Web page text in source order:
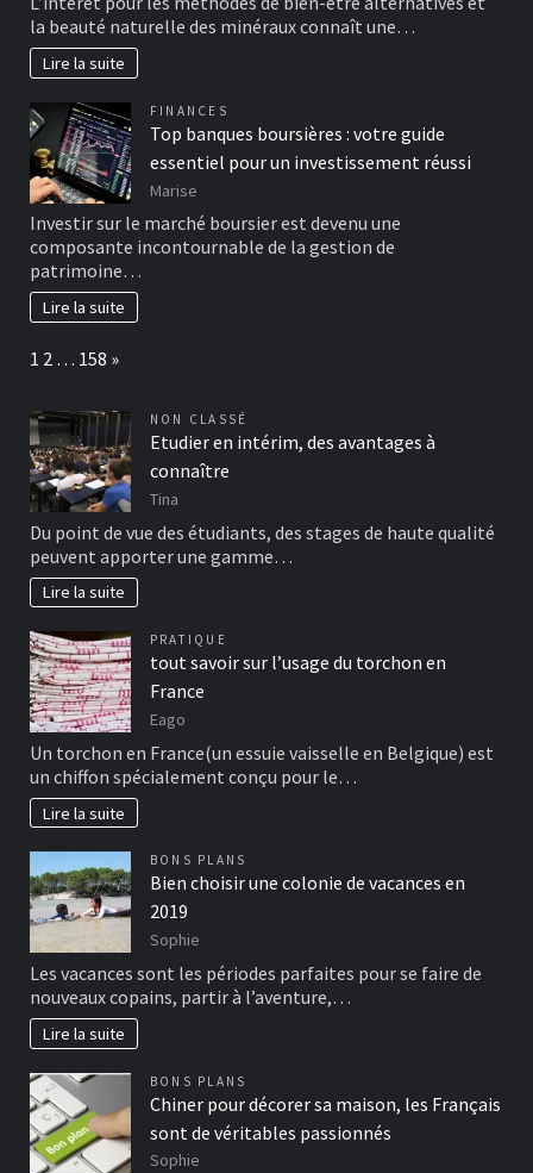
la beauté naturelle des minéraux connaît une…
Lire la suite
FINANCES
Top banques boursières : votre guide
essentiel pour un investissement réussi
Marise
Investir sur le marché boursier est devenu une
composante incontournable de la gestion de
patrimoine…
Lire la suite
Page:
1 2 … 158 Next
»
NON CLASSÉ
Etudier en intérim, des avantages à
connaître
Tina
Du point de vue des étudiants, des stages de haute qualité
peuvent apporter une gamme…
Lire la suite
PRATIQUE
tout savoir sur l’usage du torchon en
France
Eago
Un torchon en France(un essuie vaisselle en Belgique) est
un chiffon spécialement conçu pour le…
Lire la suite
BONS PLANS
Bien choisir une colonie de vacances en
2019
Sophie
Les vacances sont les périodes parfaites pour se faire de
nouveaux copains, partir à l’aventure,…
Lire la suite
BONS PLANS
Chiner pour décorer sa maison, les Français
sont de véritables passionnés
Sophie